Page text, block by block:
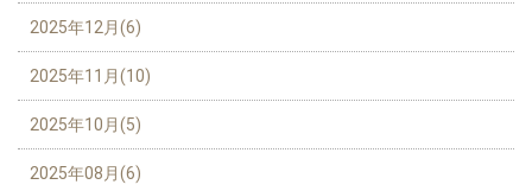
2025年12月(6)
2025年11月(10)
2025年10月(5)
2025年08月(6)